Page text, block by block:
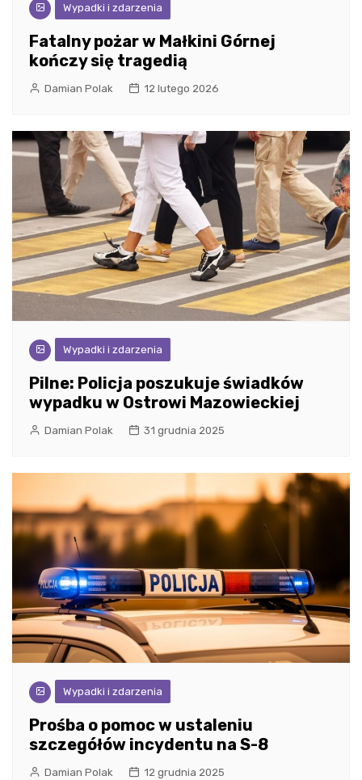
Wypadki i zdarzenia
Fatalny pożar w Małkini Górnej
kończy się tragedią
Damian Polak 12 lutego 2026
Wypadki i zdarzenia
Pilne: Policja poszukuje świadków
wypadku w Ostrowi Mazowieckiej
Damian Polak 31 grudnia 2025
Wypadki i zdarzenia
Prośba o pomoc w ustaleniu
szczegółów incydentu na S-8
Damian Polak 12 grudnia 2025